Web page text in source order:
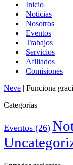
Inicio
Noticias
Nosotros
Eventos
Trabajos
Servicios
Afiliados
Comisiones
Neve | Funciona
Categorías
Eventos (26)